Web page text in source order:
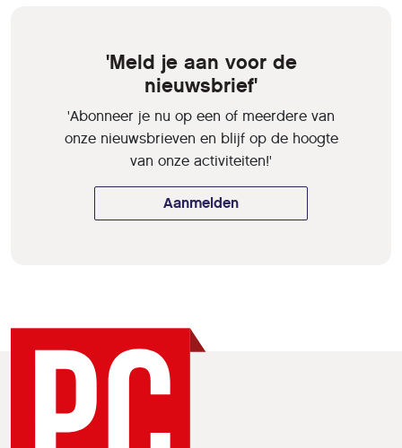
'Meld je aan voor de
nieuwsbrief'
'Abonneer je nu op een of meerdere van
onze nieuwsbrieven en blijf op de hoogte
van onze activiteiten!'
Aanmelden